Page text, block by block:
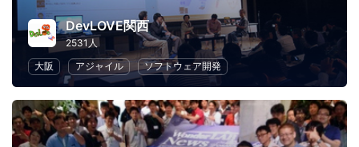
DevLOVE関西
2531人
大阪
アジャイル ソフトウェア開発